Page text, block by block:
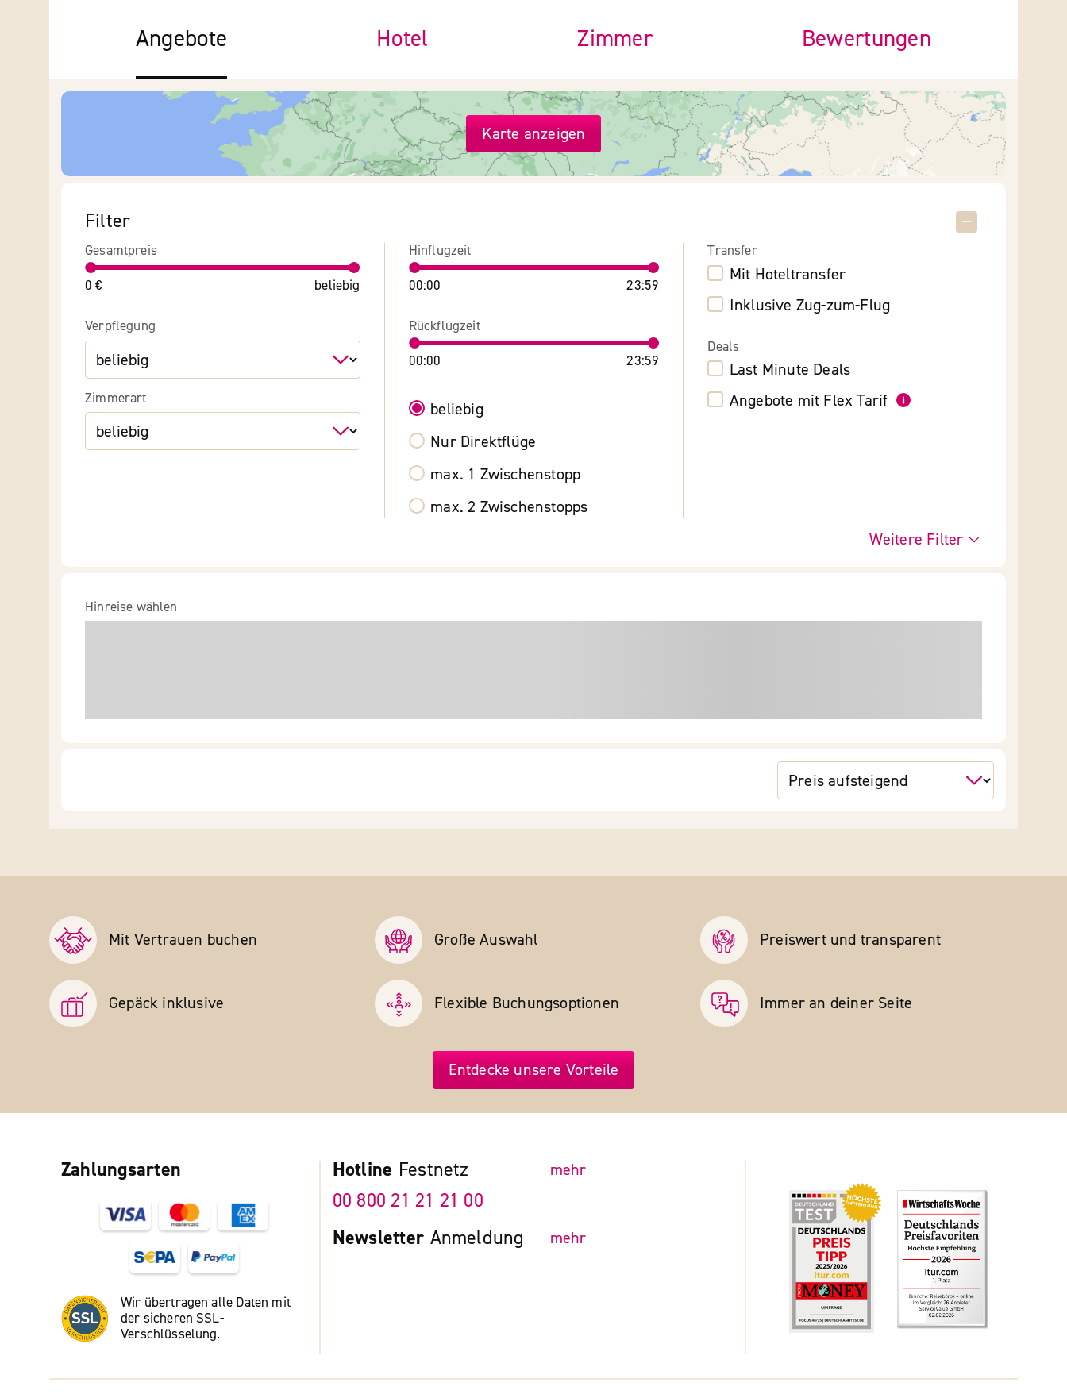
Angebote Hotel Zimmer Bewertungen
Karte anzeigen
Filter
Gesamtpreis
0 € beliebig
Verpflegung
Zimmerart
Hinflugzeit
00:00 23:59
Rückflugzeit
00:00 23:59
beliebig
Nur Direktflüge
max. 1 Zwischenstopp
max. 2 Zwischenstopps
Transfer
Mit Hoteltransfer
Inklusive Zug-zum-Flug
Deals
Last Minute Deals
Angebote mit Flex Tarif
Weitere Filter
Hinreise wählen
Mit Vertrauen buchen Große Auswahl Preiswert und transparent
Gepäck inklusive Flexible Buchungs­optionen Immer an deiner Seite
Entdecke unsere Vorteile
Zahlungsarten
Wir übertragen alle Daten mit
der sicheren SSL-
Verschlüsselung.
Hotline Festnetz mehr
00 800 21 21 21 00
Newsletter Anmeldung mehr